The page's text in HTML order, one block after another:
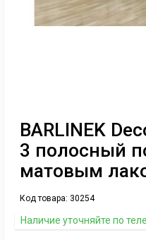
BARLINEK
3 полосный
матовым
Код товара: 30254
Наличие уточняйте по